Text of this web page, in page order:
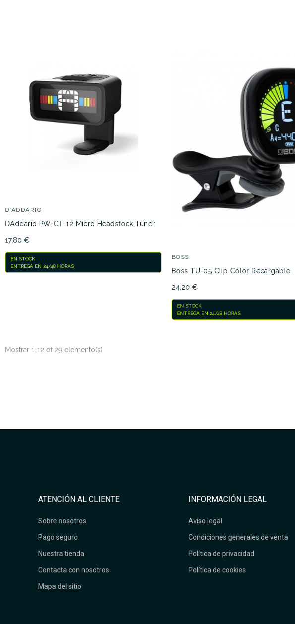
D'ADDARIO
DAddario PW-CT-12 Micro Headstock Tuner
17,80 €
EN STOCK
ENTREGA EN 24/48 HORAS
BOSS
Boss TU-05 Clip Color Recargable
24,20 €
EN STOCK
ENTREGA EN 24/48 HORAS
Mostrar 1-12 of 29 elemento(s)
ATENCIÓN AL CLIENTE
Sobre nosotros
Pago seguro
Nuestra tienda
Contacta con nosotros
Mapa del sitio
INFORMACIÓN LEGAL
Aviso legal
Condiciones generales de venta
Política de privacidad
Política de cookies